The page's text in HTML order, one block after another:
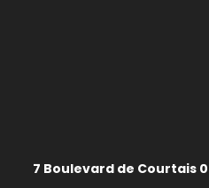
7 Boulevard de Courtais